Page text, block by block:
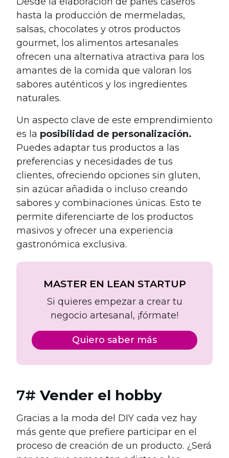
hasta la producción de mermeladas,
salsas, chocolates y otros productos
gourmet, los alimentos artesanales
ofrecen una alternativa atractiva para los
amantes de la comida que valoran los
sabores auténticos y los ingredientes
naturales.
Un aspecto clave de este emprendimiento
es la posibilidad de personalización.
Puedes adaptar tus productos a las
preferencias y necesidades de tus
clientes, ofreciendo opciones sin gluten,
sin azúcar añadida o incluso creando
sabores y combinaciones únicas. Esto te
permite diferenciarte de los productos
masivos y ofrecer una experiencia
gastronómica exclusiva.
MASTER EN LEAN STARTUP
Si quieres empezar a crear tu
negocio artesanal, ¡fórmate!
Quiero saber más
7# Vender el hobby
Gracias a la moda del DIY cada vez hay
más gente que prefiere participar en el
proceso de creación de un producto. ¿Será